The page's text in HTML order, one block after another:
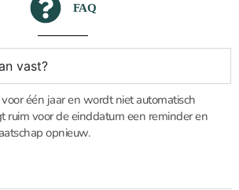
FAQ
vast?
één jaar en wordt niet automatisch
ruim voor de einddatum een reminder en
opnieuw.